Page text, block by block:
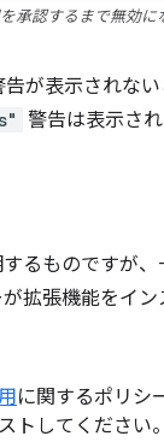
承認するまで無効に
が表示されな
警告は表示され
るものですが
拡張機能をイン
に関するポリシ
トしてください。